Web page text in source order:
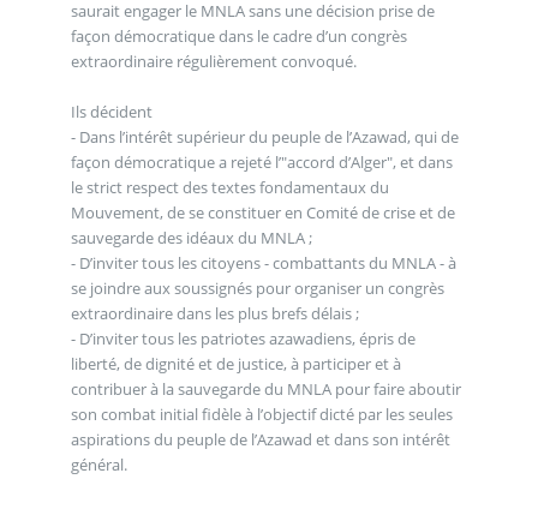
saurait engager le MNLA sans une décision prise de
façon démocratique dans le cadre d’un congrès
extraordinaire régulièrement convoqué.
Ils décident
- Dans l’intérêt supérieur du peuple de l’Azawad, qui de
façon démocratique a rejeté l’"accord d’Alger", et dans
le strict respect des textes fondamentaux du
Mouvement, de se constituer en Comité de crise et de
sauvegarde des idéaux du MNLA ;
- D’inviter tous les citoyens - combattants du MNLA - à
se joindre aux soussignés pour organiser un congrès
extraordinaire dans les plus brefs délais ;
- D’inviter tous les patriotes azawadiens, épris de
liberté, de dignité et de justice, à participer et à
contribuer à la sauvegarde du MNLA pour faire aboutir
son combat initial fidèle à l’objectif dicté par les seules
aspirations du peuple de l’Azawad et dans son intérêt
général.